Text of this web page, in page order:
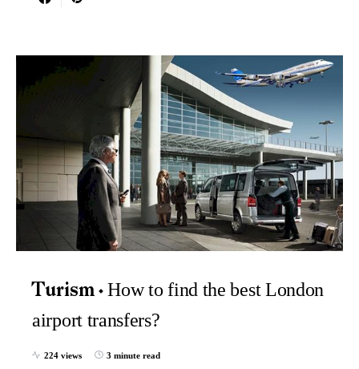
Turism
How to find the best London
airport transfers?
224 views 3 minute read